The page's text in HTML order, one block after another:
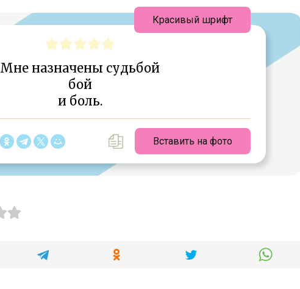
Мне назначены судьбой
бой
и боль.
Вставить на фото
Красивый шрифт